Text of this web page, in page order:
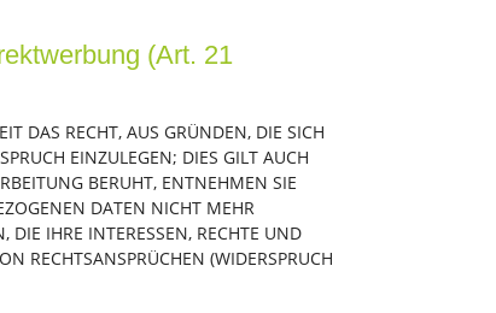
(Art. 21
DAS RECHT, AUS GRÜNDEN, DIE SICH
EINZULEGEN; DIES GILT AUCH
BERUHT, ENTNEHMEN SIE
DATEN NICHT MEHR
DIE IHRE INTERESSEN, RECHTE UND
RECHTSANSPRÜCHEN (WIDERSPRUCH